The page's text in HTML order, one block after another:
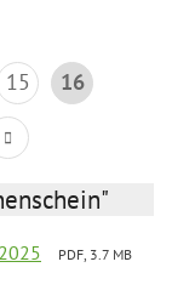
15
16
PDF, 3.7 MB